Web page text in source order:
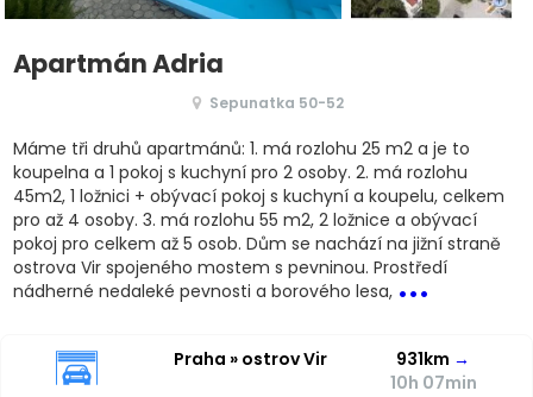
Apartmán Adria
Sepunatka 50-52
Máme tři druhů apartmánů: 1. má rozlohu 25 m2 a je to
koupelna a 1 pokoj s kuchyní pro 2 osoby. 2. má rozlohu
45m2, 1 ložnici + obývací pokoj s kuchyní a koupelu, celkem
pro až 4 osoby. 3. má rozlohu 55 m2, 2 ložnice a obývací
pokoj pro celkem až 5 osob. Dům se nachází na jižní straně
ostrova Vir spojeného mostem s pevninou. Prostředí
nádherné nedaleké pevnosti a borového lesa, ...
Praha » ostrov Vir 931km →
10h 07min